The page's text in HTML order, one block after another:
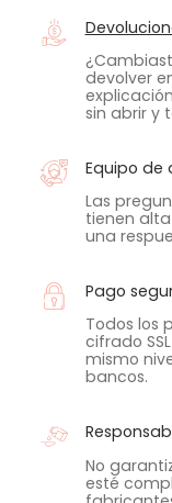
devolver
sin abrir y
Equipo de
Las
tienen
una
Pago
Todos los
cifrado
mismo
bancos.
No
esté